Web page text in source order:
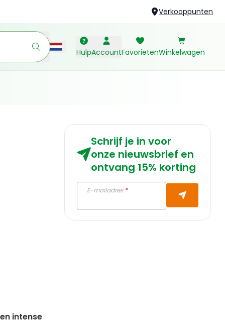
Verkooppunten
HulpAccountFavorietenWinkelwagen
intense
Schrijf je in voor
onze nieuwsbrief en
ontvang 15% korting
E-mailadres*